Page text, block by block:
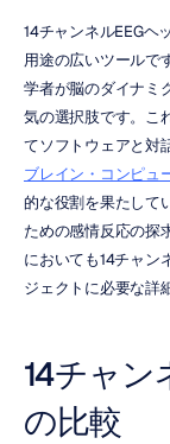
14チャンネルEEGヘ
用途の広いツールで
学者が脳のダイナミ
気の選択肢です。こ
てソフトウェアと対
ブレイン・コンピュ
的な役割を果たして
ための感情反応の探
においても14チャン
ジェクトに必要な詳
14チャン
の比較